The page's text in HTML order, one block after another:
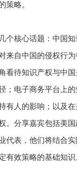
策略。
个核心话题：中国
来自中国的侵权行
看待知识产权与中
；电子商务平台上
有人的影响；以及
。分享嘉宾包括美
代表，他们将结合实
有效策略的基础知识